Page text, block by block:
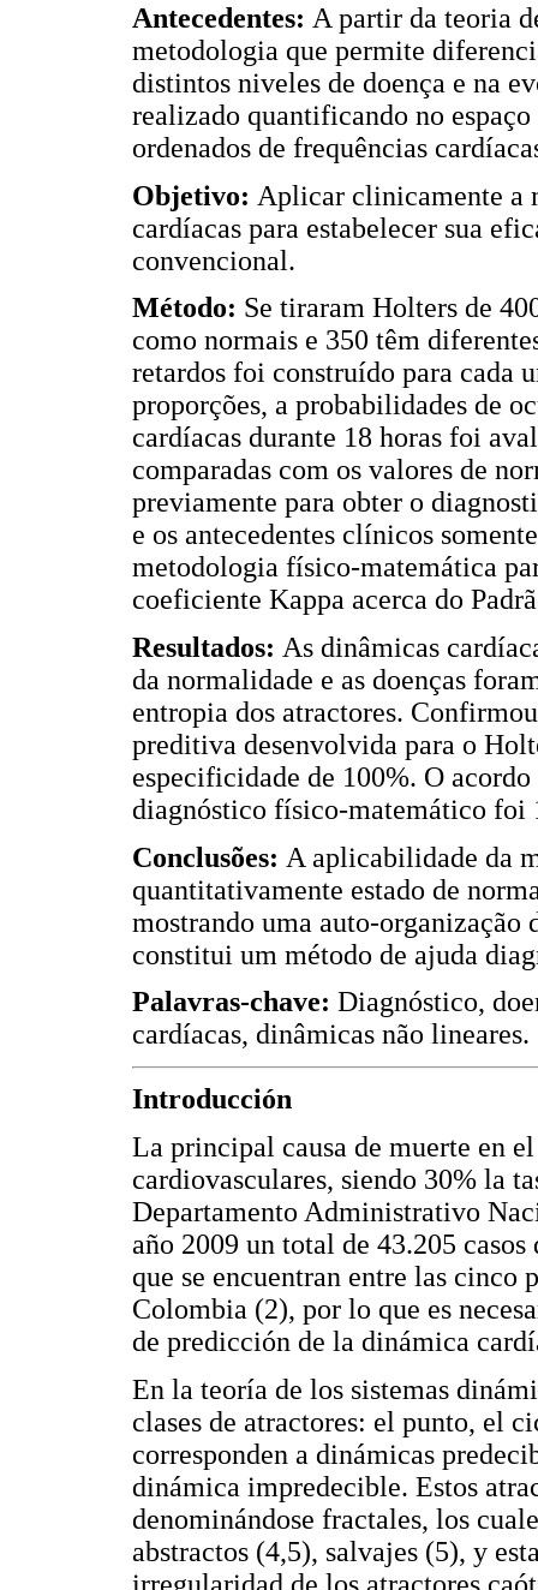
Antecedentes: A partir da teoria
metodologia que permite
distintos niveles de doença e na
realizado quantificando no
ordenados de frequências
Objetivo: Aplicar clinicamente a
cardíacas para estabelecer sua
convencional.
Método: Se tiraram Holters de
como normais e 350 têm
retardos foi construído para cada
proporções, a probabilidades de
cardíacas durante 18 horas foi
comparadas com os valores de
previamente para obter o
e os antecedentes clínicos
metodologia físico-matemática
coeficiente Kappa acerca do
Resultados: As dinâmicas
da normalidade e as doenças
entropia dos atractores.
preditiva desenvolvida para o
especificidade de 100%. O
diagnóstico físico-matemático foi
Conclusões: A aplicabilidade da
quantitativamente estado de
mostrando uma auto-
constitui um método de ajuda
Palavras-chave: Diagnóstico,
cardíacas, dinâmicas não lineares.
Introducción
La principal causa de muerte en
cardiovasculares, siendo 30% la
Departamento Administrativo
año 2009 un total de 43.205
que se encuentran entre las cinco
Colombia (2), por lo que es
de predicción de la dinámica
En la teoría de los sistemas
clases de atractores: el punto, el
corresponden a dinámicas
dinámica impredecible. Estos
denominándose fractales, los
abstractos (4,5), salvajes (5), y
irregularidad de los atractores